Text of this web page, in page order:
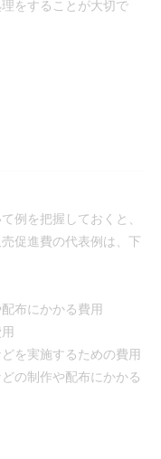
をすることが大切で
例を把握しておくと、
促進費の代表例は、下
布にかかる費用
を実施するための費用
の制作や配布にかかる